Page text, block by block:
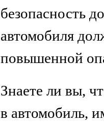
безопасность
автомобиля
повышенной
Знаете ли вы,
в автомобиль,